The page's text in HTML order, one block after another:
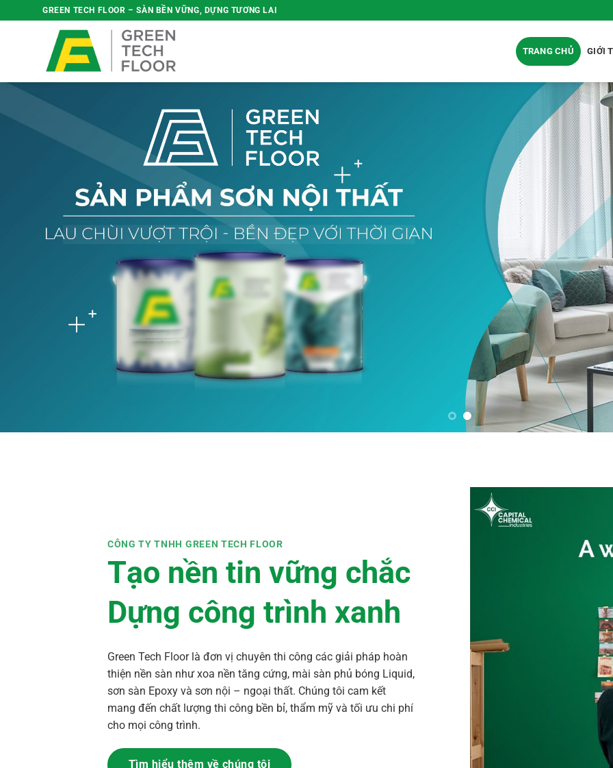
qua
GREEN TECH FLOOR – SÀN BỀN VỮNG, DỰNG TƯƠNG LAI
TRANG CHỦ GIỚI
CÔNG TY TNHH GREEN TECH FLOOR
Tạo nền tin vững chắc
Dựng công trình xanh
Green Tech Floor là đơn vị chuyên thi công các giải pháp hoàn
thiện nền sàn như xoa nền tăng cứng, mài sàn phủ bóng Liquid,
sơn sàn Epoxy và sơn nội – ngoại thất. Chúng tôi cam kết
mang đến chất lượng thi công bền bỉ, thẩm mỹ và tối ưu chi phí
cho mọi công trình.
Tìm hiểu thêm về chúng tôi